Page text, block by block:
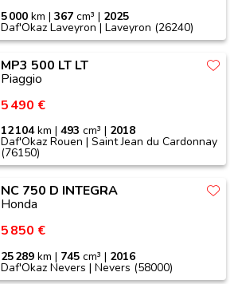
5 000 km |367 cm³ | 2025
Daf'Okaz Laveyron | Laveyron (26240)
MP3 500 LT LT
Piaggio
5 490 €
12 104km |493 cm³ | 2018
Daf'Okaz Rouen | Saint Jean du Cardonnay
(76150)
NC 750 D INTEGRA
Honda
5 850 €
25 289 km | 745 cm³ | 2016
Daf'Okaz Nevers | Nevers (58000)